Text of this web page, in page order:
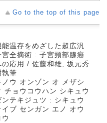
Go to the top of this page
能温存をめざした超広汎
宮全摘術 : 子宮頸部腺癌
の応用 / 佐藤和雄, 坂元秀
執筆
ノウ オンゾン オ メザシ
チョウコウハン シキュウ
ンテキジュツ : シキュウ
イブ センガン エノ オウ
ウ